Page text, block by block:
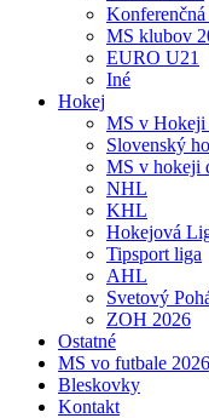
Konferenčná
MS klubov
EURO U21
Iné
Hokej
MS v Hokeji
Slovenský
MS v hokeji
NHL
KHL
Hokejová
Tipsport liga
AHL
Svetový
ZOH 2026
Ostatné
MS vo futbale 2026
Bleskovky
Kontakt